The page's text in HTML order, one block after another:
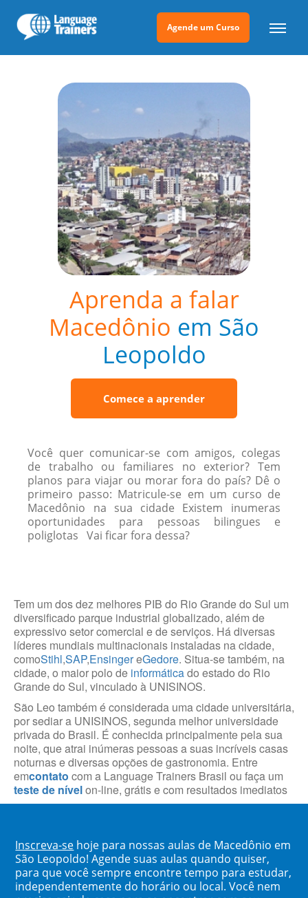
Agende um Curso
Aprenda a falar
Macedônio em São
Leopoldo
Comece a aprender
Você quer comunicar-se com amigos, colegas
de trabalho ou familiares no exterior? Tem
planos para viajar ou morar fora do país? Dê o
primeiro passo: Matricule-se em um curso de
Macedônio na sua cidade Existem inumeras
oportunidades para pessoas bilingues e
poliglotas Vai ficar fora dessa?
Tem um dos dez melhores PIB do Rio Grande do Sul um
diversificado parque industrial globalizado, além de
expressivo setor comercial e de serviços. Há diversas
líderes mundiais multinacionais instaladas na cidade,
comoStihl,SAP,EnsingereGedore. Situa-se também, na
cidade, o maior polo de informáticado estado do Rio
Grande do Sul, vinculado à UNISINOS.
São Leo também é considerada uma cidade universitária,
por sediar a UNISINOS, segunda melhor universidade
privada do Brasil. É conhecida principalmente pela sua
noite, que atrai inúmeras pessoas a suas incríveis casas
noturnas e diversas opções de gastronomia. Entre
emcontato com a Language Trainers Brasil ou faça um
teste de nívelon-line, grátis e com resultados imediatos
Inscreva-se hoje para nossas aulas de Macedônio em
São Leopoldo! Agende suas aulas quando quiser,
para que você sempre encontre tempo para estudar,
independentemente do horário ou local. Você nem